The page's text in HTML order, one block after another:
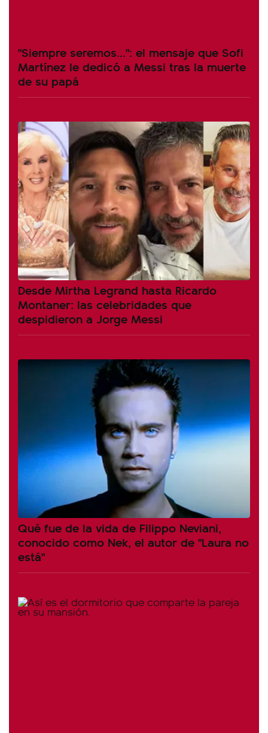
"Siempre seremos...": el mensaje que Sofi
Martínez le dedicó a Messi tras la muerte
de su papá
Desde Mirtha Legrand hasta Ricardo
Montaner: las celebridades que
despidieron a Jorge Messi
Qué fue de la vida de Filippo Neviani,
conocido como Nek, el autor de "Laura no
está"